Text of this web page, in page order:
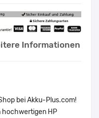
Informationen
bei Akku-Plus.com!
hochwertigen HP